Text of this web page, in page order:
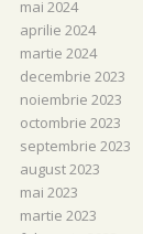
mai 2024
aprilie 2024
martie 2024
decembrie 2023
noiembrie 2023
octombrie 2023
septembrie 2023
august 2023
mai 2023
martie 2023